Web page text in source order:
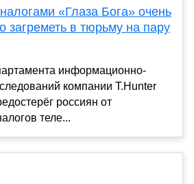
«Глаза Бога» очень
в тюрьму на пару
информационно-
компании T.Hunter
россиян от
теле...